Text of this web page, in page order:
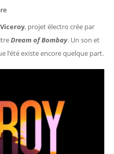
Viceroy, projet électro crée par
Dream of Bombay. Un son et
l’été existe encore quelque part.